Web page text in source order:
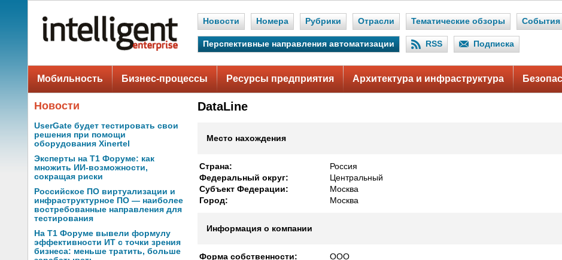
Новости Номера Рубрики Отрасли Тематические обзоры События
Перспективные направления автоматизации RSS Подписка
Мобильность Бизнес-процессы Ресурсы предприятия Архитектура и инфраструктура
Новости
UserGate будет тестировать свои
решения при помощи
оборудования Xinertel
Эксперты на Т1 Форуме: как
множить ИИ-возможности,
сокращая риски
Российское ПО виртуализации и
инфраструктурное ПО — наиболее
востребованные направления для
тестирования
На Т1 Форуме вывели формулу
эффективности ИТ с точки зрения
бизнеса: меньше тратить, больше
DataLine
Место нахождения
Страна:
Россия
Федеральный округ:
Центральный
Субъект Федерации:
Москва
Город:
Москва
Информация о компании
Форма собственности:
ООО